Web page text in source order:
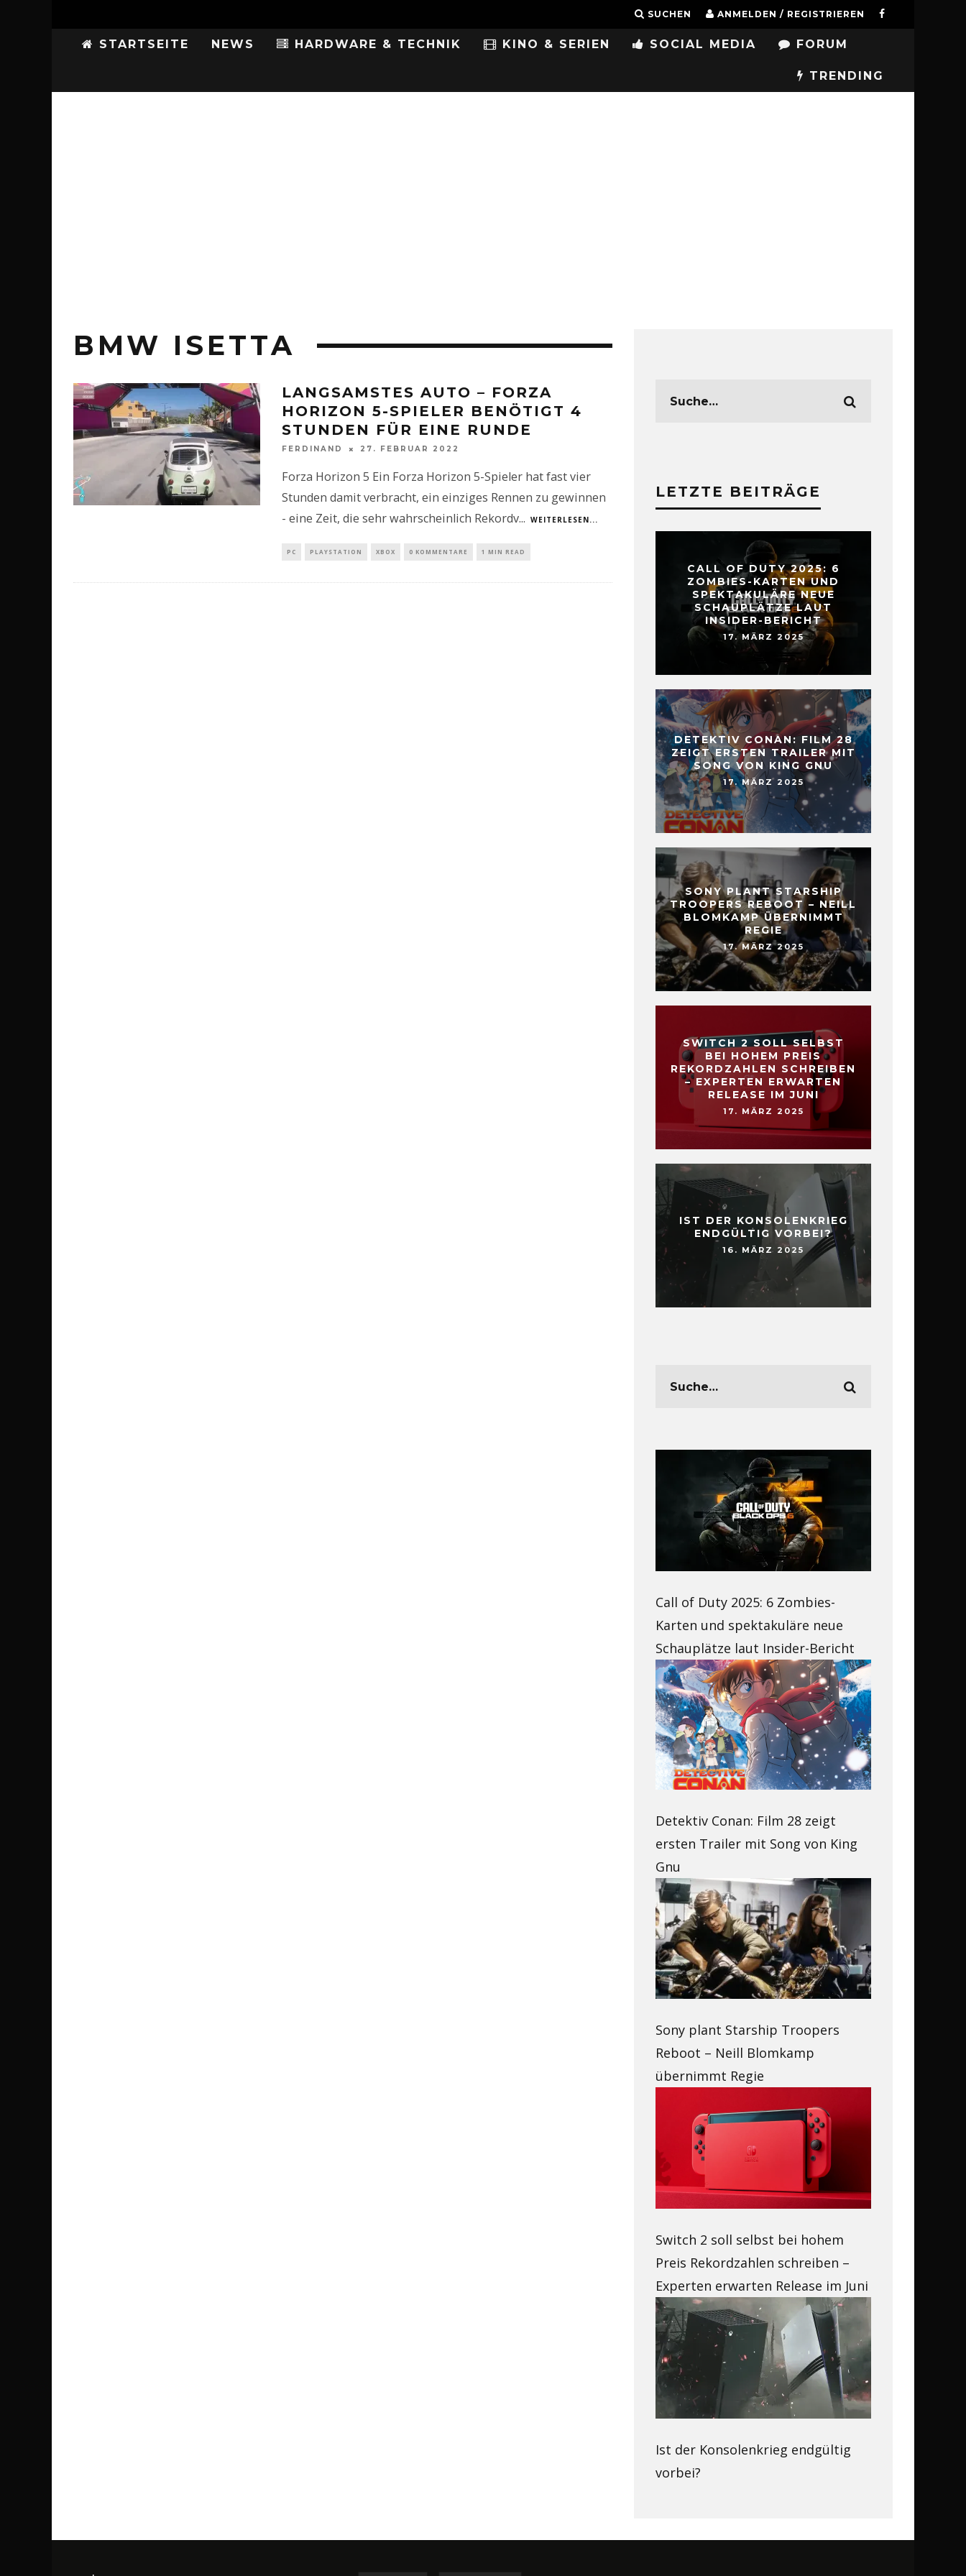
SUCHEN ANMELDEN / REGISTRIEREN
STARTSEITE NEWS HARDWARE & TECHNIK KINO & SERIEN SOCIAL MEDIA FORUM
TRENDING
BMW ISETTA
LANGSAMSTES AUTO – FORZA
HORIZON 5-SPIELER BENÖTIGT 4
STUNDEN FÜR EINE RUNDE
FERDINAND 27. FEBRUAR 2022
Forza Horizon 5 Ein Forza Horizon 5-Spieler hat fast vier
Stunden damit verbracht, ein einziges Rennen zu gewinnen
- eine Zeit, die sehr wahrscheinlich Rekordv... WEITERLESEN...
PC PLAYSTATION XBOX 0 KOMMENTARE 1 MIN READ
LETZTE BEITRÄGE
CALL OF DUTY 2025: 6
ZOMBIES-KARTEN UND
SPEKTAKULÄRE NEUE
SCHAUPLÄTZE LAUT
INSIDER-BERICHT
17. MÄRZ 2025
DETEKTIV CONAN: FILM 28
ZEIGT ERSTEN TRAILER MIT
SONG VON KING GNU
17. MÄRZ 2025
SONY PLANT STARSHIP
TROOPERS REBOOT – NEILL
BLOMKAMP ÜBERNIMMT
REGIE
17. MÄRZ 2025
SWITCH 2 SOLL SELBST
BEI HOHEM PREIS
REKORDZAHLEN SCHREIBEN
– EXPERTEN ERWARTEN
RELEASE IM JUNI
17. MÄRZ 2025
IST DER KONSOLENKRIEG
ENDGÜLTIG VORBEI?
16. MÄRZ 2025
Call of Duty 2025: 6 Zombies-
Karten und spektakuläre neue
Schauplätze laut Insider-Bericht
Detektiv Conan: Film 28 zeigt
ersten Trailer mit Song von King
Gnu
Sony plant Starship Troopers
Reboot – Neill Blomkamp
übernimmt Regie
Switch 2 soll selbst bei hohem
Preis Rekordzahlen schreiben –
Experten erwarten Release im Juni
Ist der Konsolenkrieg endgültig
vorbei?